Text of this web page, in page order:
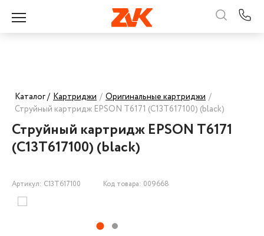
Каталог / Картриджи / Оригинальные картриджи /
Струйный картридж EPSON T6171 (C13T617100) (black)
Струйный картридж EPSON T6171
(C13T617100) (black)
Артикул: C13T617100 Код товара: 009668